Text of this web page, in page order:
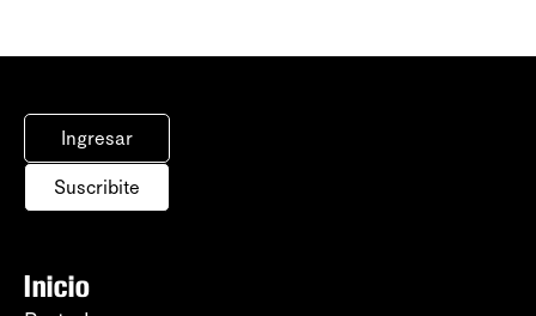
Ingresar
Suscribite
Inicio